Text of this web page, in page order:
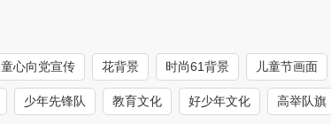
童心向党宣传 花背景 时尚61背景 儿童节画面
少年先锋队 教育文化 好少年文化 高举队旗